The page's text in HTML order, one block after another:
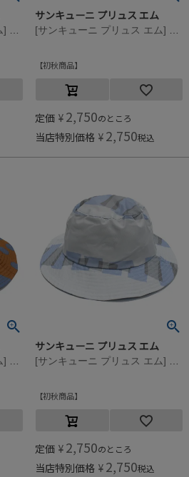
サンキューニ プリュス エム
初秋商品
定価 ¥ 2,750のところ
当店特別価格 ¥ 2,750税込
サンキューニ プリュス エム
初秋商品
定価 ¥ 2,750のところ
当店特別価格 ¥ 2,750税込